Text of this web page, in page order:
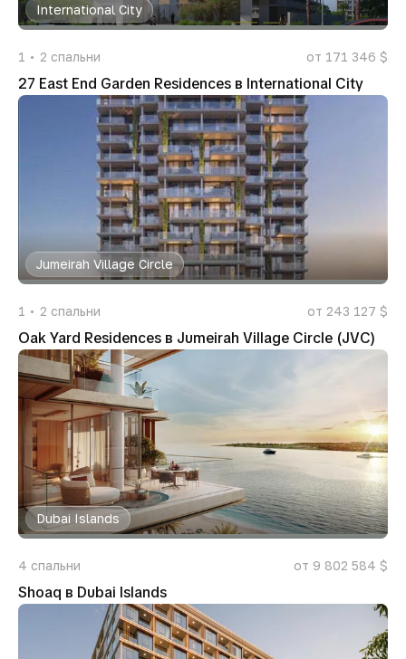
International City
1 2 спальни от 171 346 $
27 East End Garden Residences в International City
Jumeirah Village Circle
1 2 спальни от 243 127 $
Oak Yard Residences в Jumeirah Village Circle (JVC)
Dubai Islands
4 спальни от 9 802 584 $
Shoaq в Dubai Islands